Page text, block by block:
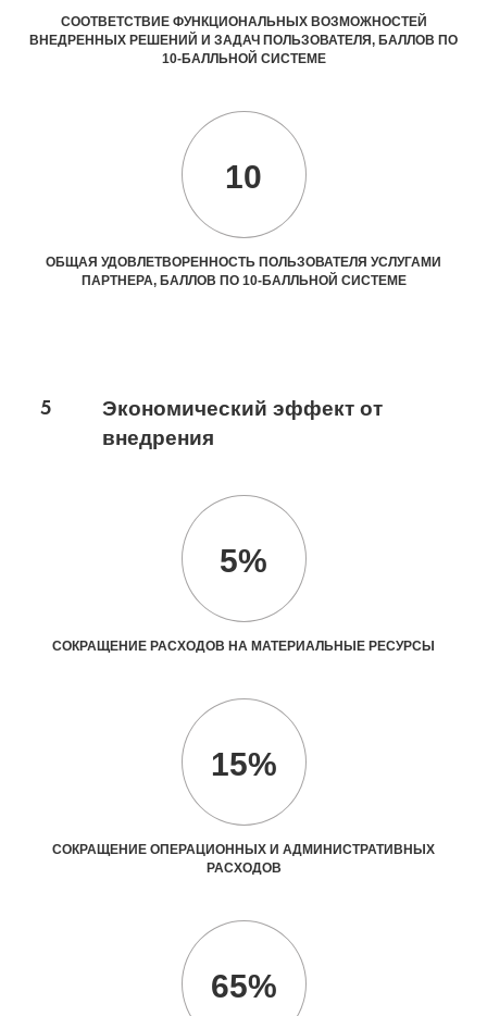
СООТВЕТСТВИЕ ФУНКЦИОНАЛЬНЫХ ВОЗМОЖНОСТЕЙ
ВНЕДРЕННЫХ РЕШЕНИЙ И ЗАДАЧ ПОЛЬЗОВАТЕЛЯ, БАЛЛОВ ПО
10-БАЛЛЬНОЙ СИСТЕМЕ
10
ОБЩАЯ УДОВЛЕТВОРЕННОСТЬ ПОЛЬЗОВАТЕЛЯ УСЛУГАМИ
ПАРТНЕРА, БАЛЛОВ ПО 10-БАЛЛЬНОЙ СИСТЕМЕ
5
Экономический эффект от
внедрения
5%
СОКРАЩЕНИЕ РАСХОДОВ НА МАТЕРИАЛЬНЫЕ РЕСУРСЫ
15%
СОКРАЩЕНИЕ ОПЕРАЦИОННЫХ И АДМИНИСТРАТИВНЫХ
РАСХОДОВ
65%